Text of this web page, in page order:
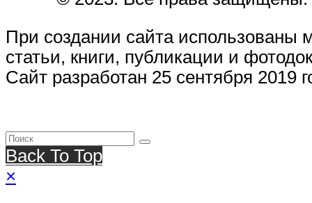
При создании сайта
статьи, книги, публикации и
Сайт разработан 25 сентября 2019
Back To Top
×